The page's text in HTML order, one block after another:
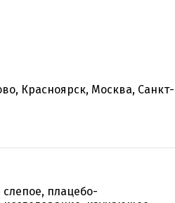
Красноярск, Москва, Санкт-
плацебо-